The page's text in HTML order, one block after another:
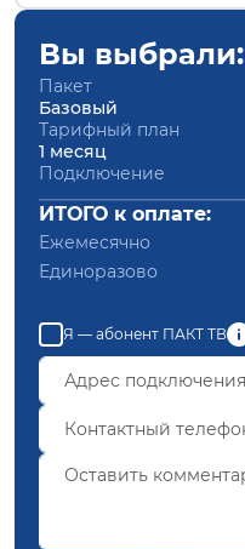
Вы выбрали:
Пакет
Базовый
Тарифный план
1 месяц
Подключение
ИТОГО к оплате:
Ежемесячно
Единоразово
Я — абонент ПАКТ ТВ